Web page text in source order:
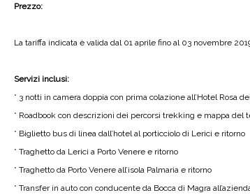
Prezzo:
La tariffa indicata è valida dal 01 aprile fino al 03 novembre
Servizi inclusi:
* 3 notti in camera doppia con prima colazione all’Hotel Rosa
* Roadbook con descrizioni dei percorsi trekking e mappa del
* Biglietto bus di linea dall’hotel al porticciolo di Lerici e ritorno
* Traghetto da Lerici a Porto Venere e ritorno
* Traghetto da Porto Venere all’isola Palmaria e ritorno
* Transfer in auto con conducente da Bocca di Magra